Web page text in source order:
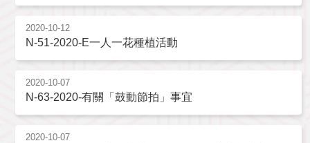
2020-10-12
N-51-2020-E一人一花種植活動
2020-10-07
N-63-2020-有關「鼓動節拍」事宜
2020-10-07